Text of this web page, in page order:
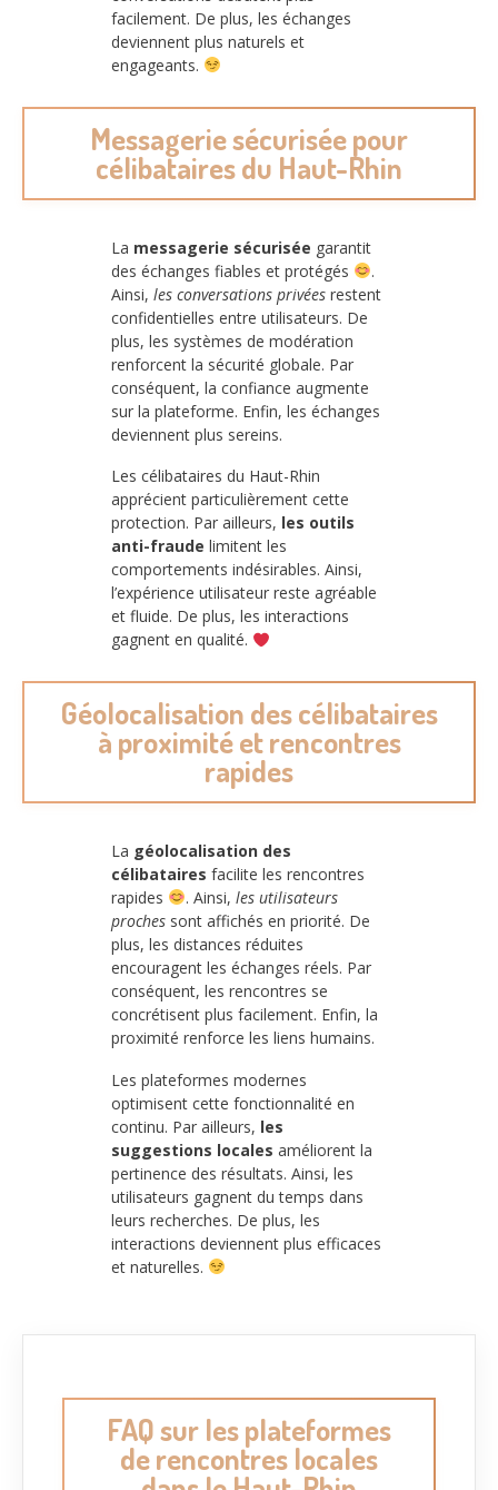
facilement. De plus, les échanges
deviennent plus naturels et
engageants.
Messagerie sécurisée pour
célibataires du Haut-Rhin
La messagerie sécurisée garantit
des échanges fiables et protégés
.
Ainsi, les conversations privées restent
confidentielles entre utilisateurs. De
plus, les systèmes de modération
renforcent la sécurité globale. Par
conséquent, la confiance augmente
sur la plateforme. Enfin, les échanges
deviennent plus sereins.
Les célibataires du Haut-Rhin
apprécient particulièrement cette
protection. Par ailleurs, les outils
anti-fraude limitent les
comportements indésirables. Ainsi,
l’expérience utilisateur reste agréable
et fluide. De plus, les interactions
gagnent en qualité.
Géolocalisation des célibataires
à proximité et rencontres
rapides
La géolocalisation des
célibataires facilite les rencontres
rapides
. Ainsi, les utilisateurs
proches sont affichés en priorité. De
plus, les distances réduites
encouragent les échanges réels. Par
conséquent, les rencontres se
concrétisent plus facilement. Enfin, la
proximité renforce les liens humains.
Les plateformes modernes
optimisent cette fonctionnalité en
continu. Par ailleurs, les
suggestions locales améliorent la
pertinence des résultats. Ainsi, les
utilisateurs gagnent du temps dans
leurs recherches. De plus, les
interactions deviennent plus efficaces
et naturelles.
FAQ sur les plateformes
de rencontres locales